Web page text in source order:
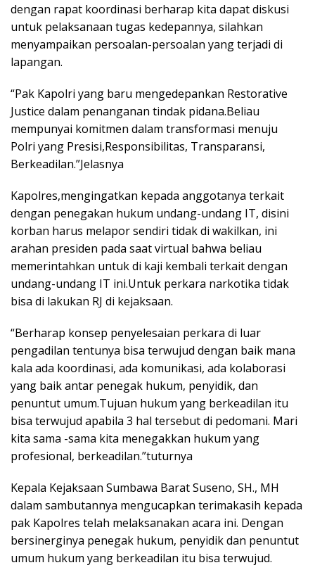
dengan rapat koordinasi berharap kita dapat diskusi
untuk pelaksanaan tugas kedepannya, silahkan
menyampaikan persoalan-persoalan yang terjadi di
lapangan.
“Pak Kapolri yang baru mengedepankan Restorative
Justice dalam penanganan tindak pidana.Beliau
mempunyai komitmen dalam transformasi menuju
Polri yang Presisi,Responsibilitas, Transparansi,
Berkeadilan.”Jelasnya
Kapolres,mengingatkan kepada anggotanya terkait
dengan penegakan hukum undang-undang IT, disini
korban harus melapor sendiri tidak di wakilkan, ini
arahan presiden pada saat virtual bahwa beliau
memerintahkan untuk di kaji kembali terkait dengan
undang-undang IT ini.Untuk perkara narkotika tidak
bisa di lakukan RJ di kejaksaan.
“Berharap konsep penyelesaian perkara di luar
pengadilan tentunya bisa terwujud dengan baik mana
kala ada koordinasi, ada komunikasi, ada kolaborasi
yang baik antar penegak hukum, penyidik, dan
penuntut umum.Tujuan hukum yang berkeadilan itu
bisa terwujud apabila 3 hal tersebut di pedomani. Mari
kita sama -sama kita menegakkan hukum yang
profesional, berkeadilan.”tuturnya
Kepala Kejaksaan Sumbawa Barat Suseno, SH., MH
dalam sambutannya mengucapkan terimakasih kepada
pak Kapolres telah melaksanakan acara ini. Dengan
bersinerginya penegak hukum, penyidik dan penuntut
umum hukum yang berkeadilan itu bisa terwujud.